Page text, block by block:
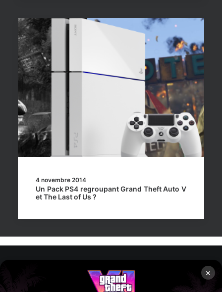
×
4 novembre 2014
Un Pack PS4 regroupant Grand Theft Auto V
et The Last of Us ?
Rockstar Mag’, Copyright © 2013-2026 – Tous droits réservés –